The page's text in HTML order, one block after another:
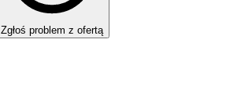
Zgłoś problem z ofertą